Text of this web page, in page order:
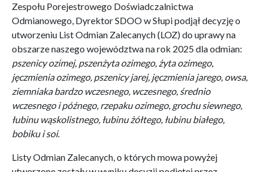
Zespołu Porejestrowego Doświadczalnictwa
Odmianowego, Dyrektor SDOO w Słupi podjął decyzję o
utworzeniu List Odmian Zalecanych (LOZ) do uprawy na
obszarze naszego województwa na rok 2025 dla odmian:
pszenicy ozimej, pszenżyta ozimego, żyta ozimego,
jęczmienia ozimego, pszenicy jarej, jęczmienia jarego, owsa,
ziemniaka bardzo wczesnego, wczesnego, średnio
wczesnego i późnego, rzepaku ozimego, grochu siewnego,
łubinu wąskolistnego, łubinu żółtego, łubinu białego,
bobiku i soi.
Listy Odmian Zalecanych, o których mowa powyżej